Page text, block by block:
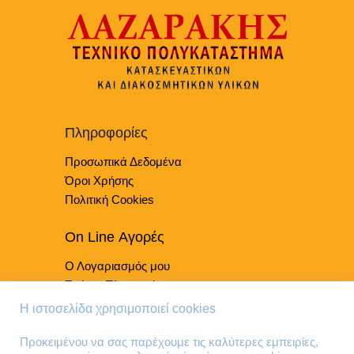
Πληροφορίες
Προσωπικά Δεδομένα
Όροι Χρήσης
Πολιτική Cookies
On Line Αγορές
Ο Λογαριασμός μου
Τρόποι Πληρωμής
Τρόποι Παράδοσης
Η ιστοσελίδα χρησιμοποιεί cookies
Προκειμένου να σας παρέχουμε τις καλύτερες εμπειρίες,